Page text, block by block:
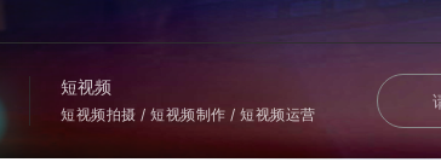
短视频
短视频拍摄 / 短视频制作 / 短视频运营